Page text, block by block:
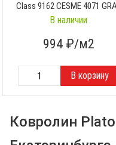
Class 9162 CESME 4071
В наличии
994 ₽/м2
Ковролин